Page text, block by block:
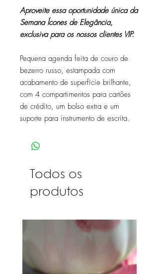
Aproveite essa oportunidade única da
Semana Ícones de Elegância,
exclusiva para os nossos clientes VIP.
Pequena agenda feita de couro de
bezerro russo, estampada com
acabamento de superfície brilhante,
com 4 compartimentos para cartões
de crédito, um bolso extra e um
suporte para instrumento de escrita.
Todos os
produtos